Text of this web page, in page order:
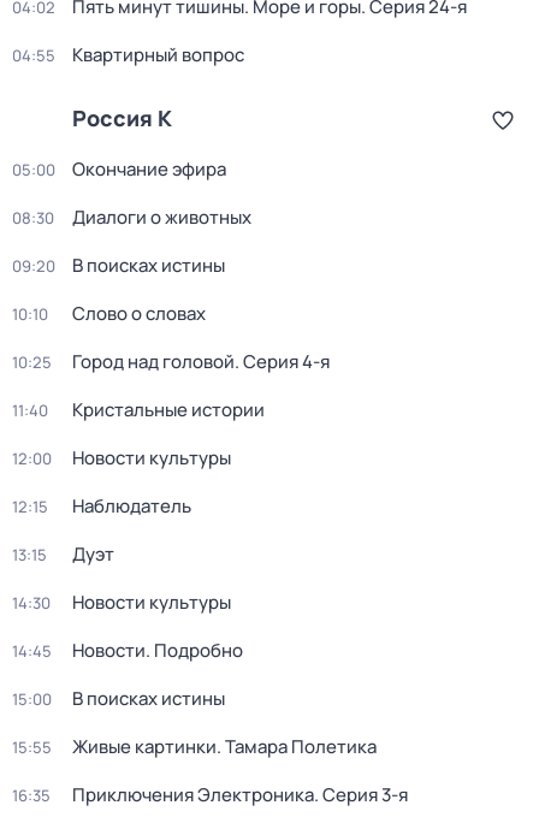
04:02 Пять минут тишины. Море и горы. Серия 24-я
04:55 Квартирный вопрос
Россия К
05:00 Окончание эфира
08:30 Диалоги о животных
09:20 В поисках истины
10:10 Слово о словах
10:25 Город над головой. Серия 4-я
11:40 Кристальные истории
12:00 Новости культуры
12:15 Наблюдатель
13:15 Дуэт
14:30 Новости культуры
14:45 Новости. Подробно
15:00 В поисках истины
15:55 Живые картинки. Тамара Полетика
16:35 Приключения Электроника. Серия 3-я